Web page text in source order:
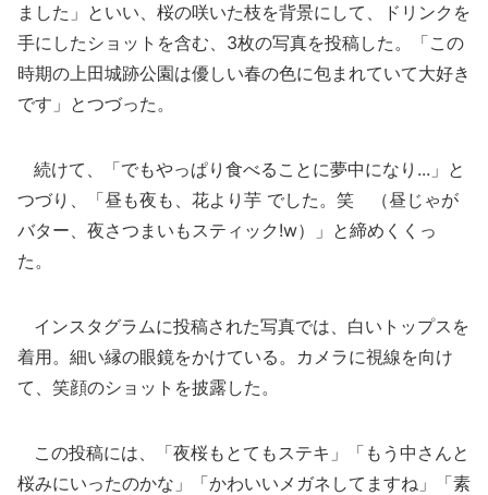
ました」といい、桜の咲いた枝を背景にして、ドリンクを
手にしたショットを含む、3枚の写真を投稿した。「この
時期の上田城跡公園は優しい春の色に包まれていて大好き
です」とつづった。
続けて、「でもやっぱり食べることに夢中になり...」と
つづり、「昼も夜も、花より芋 でした。笑 （昼じゃが
バター、夜さつまいもスティック!w）」と締めくくっ
た。
インスタグラムに投稿された写真では、白いトップスを
着用。細い縁の眼鏡をかけている。カメラに視線を向け
て、笑顔のショットを披露した。
この投稿には、「夜桜もとてもステキ」「もう中さんと
桜みにいったのかな」「かわいいメガネしてますね」「素